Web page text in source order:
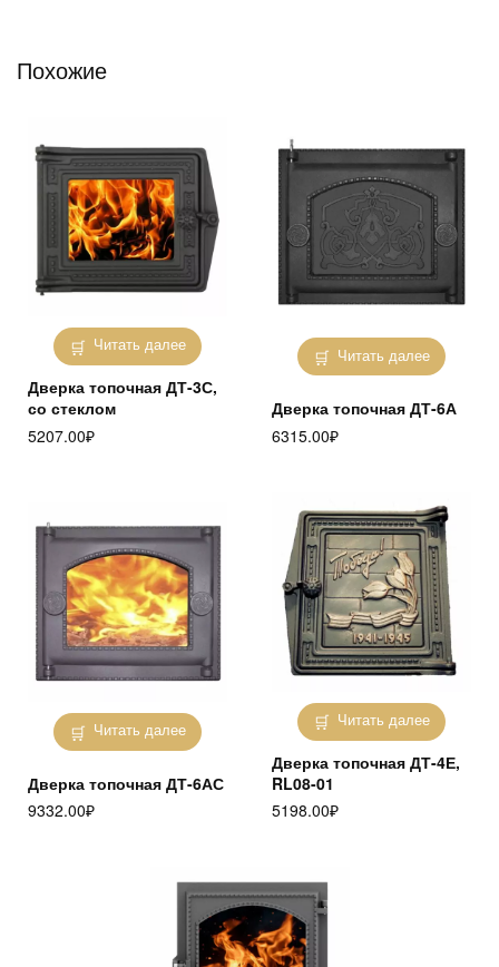
Похожие
Читать далее
Дверка топочная ДТ-3С,
со стеклом
5207.00₽
Читать далее
Дверка топочная ДТ-6А
6315.00₽
Читать далее
Дверка топочная ДТ-6АС
9332.00₽
Читать далее
Дверка топочная ДТ-4Е,
RL08-01
5198.00₽